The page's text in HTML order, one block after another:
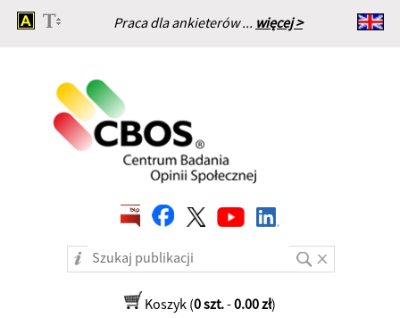
Praca dla ankieterów ... więcej >
Strona główna
Koszyk (0 szt.-0.00 zł)